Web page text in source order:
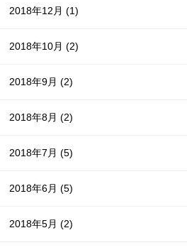
2018年12月(1)
2018年10月(2)
2018年9月(2)
2018年8月(2)
2018年7月(5)
2018年6月(5)
2018年5月(2)